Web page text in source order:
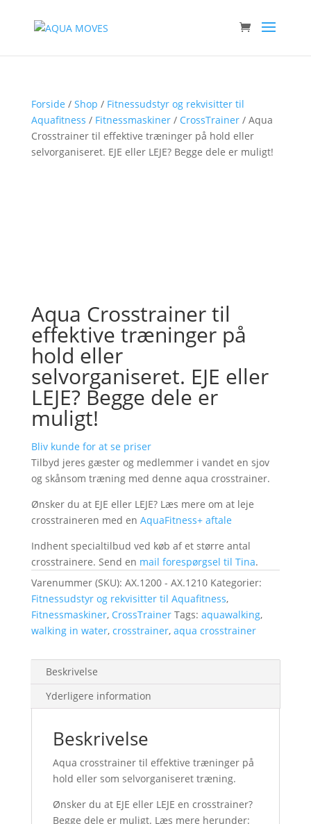
Forside / Shop / Fitnessudstyr og rekvisitter til
Aquafitness / Fitnessmaskiner/ CrossTrainer/ Aqua
Crosstrainer til effektive træninger på hold eller
selvorganiseret. EJE eller LEJE? Begge dele er muligt!
Aqua Crosstrainer til
effektive træninger på
hold eller
selvorganiseret. EJE eller
LEJE? Begge dele er
muligt!
Bliv kunde for at se priser
Tilbyd jeres gæster og medlemmer i vandet en sjov
og skånsom træning med denne aqua crosstrainer.
Ønsker du at EJE eller LEJE? Læs mere om at leje
crosstraineren med en AquaFitness+ aftale
Indhent specialtilbud ved køb af et større antal
crosstrainere. Send en mail forespørgsel til Tina.
Varenummer (SKU): AX.1200 - AX.1210 Kategorier:
Fitnessudstyr og rekvisitter til Aquafitness,
Fitnessmaskiner, CrossTrainer Tags: aquawalking,
walking in water, crosstrainer, aqua crosstrainer
Beskrivelse
Yderligere information
Beskrivelse
Aqua crosstrainer til effektive træninger på
hold eller som selvorganiseret træning.
Ønsker du at EJE eller LEJE en crosstrainer?
Begge dele er muligt. Læs mere herunder: